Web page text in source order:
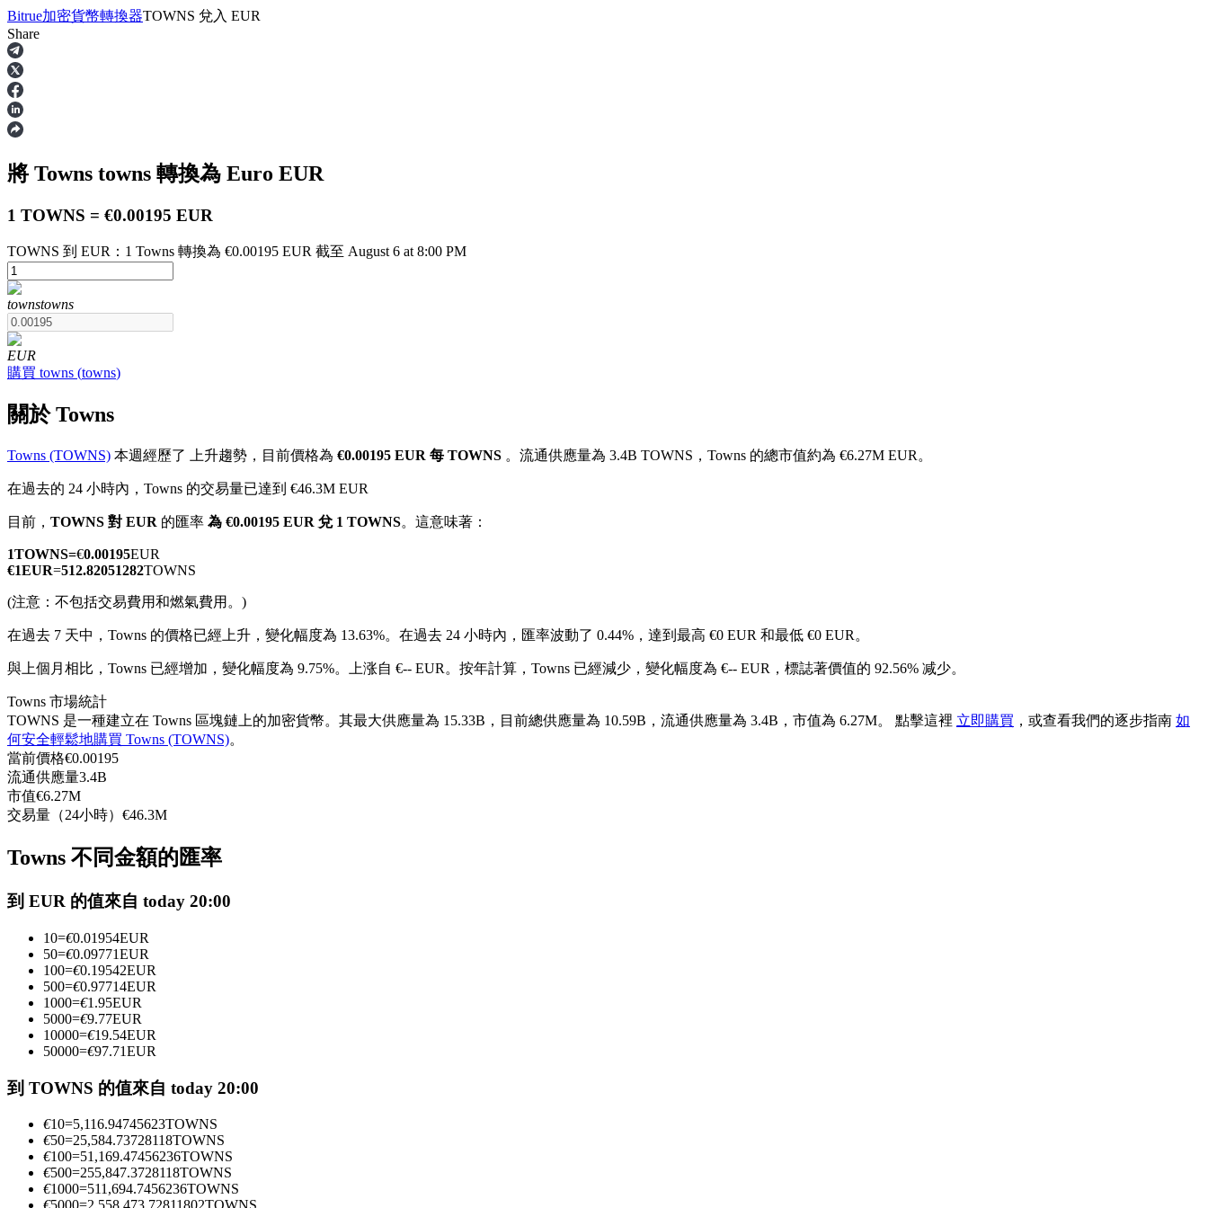
合約
多種以USDT結算的永續合約
TradFi
美股、外匯、貴金屬及大宗商品衍生性商品
USDC永續
多種以USDC結算的永續合約
跟單
與頂尖交易專家同行
Bitrue加密貨幣轉換器TOWNS 兌入 EUR
Share
將 Towns towns 轉換為 Euro EUR
1 TOWNS = €0.00195 EUR
TOWNS 到 EUR：1 Towns 轉換為 €0.00195 EUR 截至 August 6 at 8:00 PM
townstowns
EUR
購買 towns (towns)
關於 Towns
Towns (TOWNS) 本週經歷了 上升趨勢，目前價格為 €0.00195 EUR 每 TOWNS 。流通供應量為 3.4B TOWNS，Towns 的總市值約為 €6.27M EUR。
在過去的 24 小時內，Towns 的交易量已達到 €46.3M EUR
目前， TOWNS 對 EUR 的匯率 為 €0.00195 EUR 兌 1 TOWNS。這意味著：
1TOWNS=€0.00195EUR
€1EUR=512.82051282TOWNS
(注意：不包括交易費用和燃氣費用。)
在過去 7 天中，Towns 的價格已經上升，變化幅度為 13.63%。 在過去 24 小時內，匯率波動了 0.44%，達到最高 €0 EUR 和最低 €0 EUR。
與上個月相比，Towns 已經增加，變化幅度為 9.75%。上涨自 €-- EUR。 按年計算，Towns 已經減少，變化幅度為 €-- EUR，標誌著價值的 92.56% 减少。
Towns 市場統計
TOWNS 是一種建立在 Towns 區塊鏈上的加密貨幣。其最大供應量為 15.33B，目前總供應量為 10.59B，流通供應量為 3.4B，市值為 6.27M。 點擊這裡 立即購買 ，或查看我們的逐步指南 如
何安全輕鬆地購買 Towns (TOWNS)。
當前價格€0.00195
流通供應量3.4B
市值€6.27M
交易量（24小時） €46.3M
Towns 不同金額的匯率
到 EUR 的值來自 today 20:00
10=€0.01954EUR
50=€0.09771EUR
100=€0.19542EUR
500=€0.97714EUR
1000=€1.95EUR
5000=€9.77EUR
10000=€19.54EUR
50000=€97.71EUR
到 TOWNS 的值來自 today 20:00
€10=5,116.94745623TOWNS
€50=25,584.73728118TOWNS
€100=51,169.47456236TOWNS
€500=255,847.3728118TOWNS
€1000=511,694.7456236TOWNS